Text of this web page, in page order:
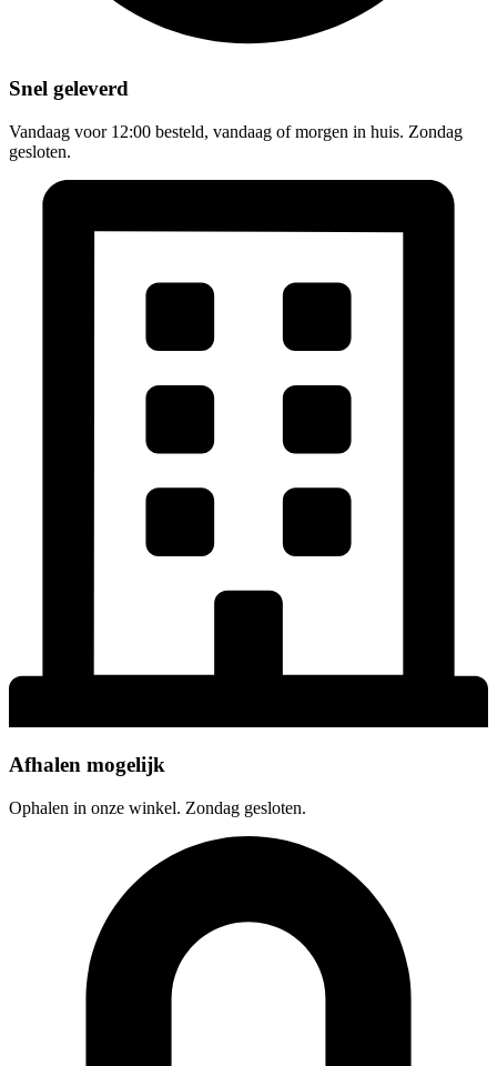
Snel geleverd
Vandaag voor 12:00 besteld, vandaag of morgen in huis. Zondag
gesloten.
Afhalen mogelijk
Ophalen in onze winkel. Zondag gesloten.